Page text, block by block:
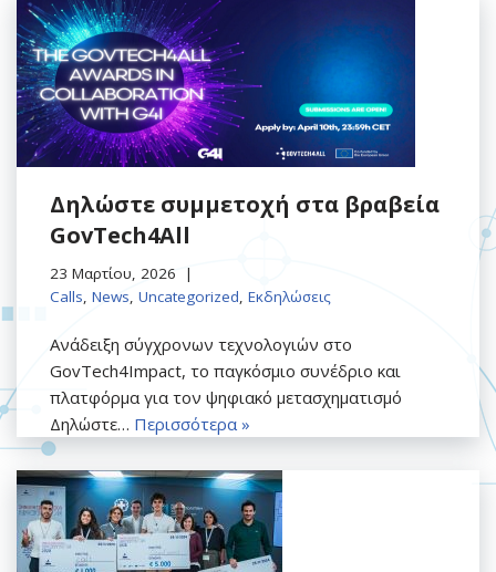
Δηλώστε συμμετοχή στα βραβεία
GovTech4All
23 Μαρτίου, 2026
Calls, News, Uncategorized, Εκδηλώσεις
Ανάδειξη σύγχρονων τεχνολογιών στο
GovTech4Impact, το παγκόσμιο συνέδριο και
πλατφόρμα για τον ψηφιακό μετασχηματισμό
Δηλώστε… Περισσότερα »